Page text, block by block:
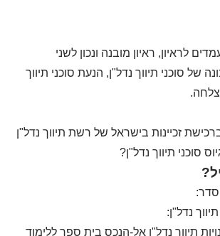
לראיון, ראיון מובנה ונכון לשני
של סוכני תיווך נדל"ן, הנעת סוכני תיווך
זכיינות בישראל של רשת תיווך נדל"ן
סוכני תיווך נדל"ן?
נדל"ן:
תיווך נדל"ן אל-הנכס בית ספר ללימוד